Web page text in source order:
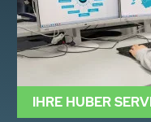
IHRE HUBER